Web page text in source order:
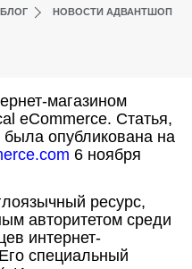
БЛОГ НОВОСТИ АДВАНТШОП
магазином
eCommerce. Статья,
опубликована на
6 ноября
ресурс,
авторитетом среди
интернет-
специальный